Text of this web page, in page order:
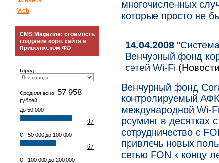
Web
CMS Magazine: стоимость
создания корп. сайта в
Приволжском ФО
Город:
Средняя цена: 57 958
рублей
До 50 000
97
От 50 000 до 100 000
67
От 100 000 до 200 000
многочисленных
которые просто не
14.04.2008
Венчурный фонд
сетей Wi-Fi
Венчурный фонд
контролируемый
международной Wi-
роуминг в десятках
сотрудничество с
привлечь новых
сетью FON к концу